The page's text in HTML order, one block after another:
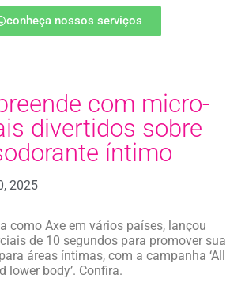
conheça nossos serviços
com micro-
divertidos sobre
íntimo
2025
como Axe em vários países, lançou
de 10 segundos para promover sua
áreas íntimas, com a campanha ‘All
lower body’. Confira.